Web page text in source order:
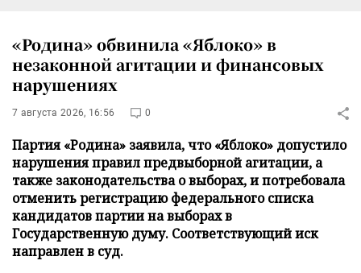
«Родина» обвинила «Яблоко» в
незаконной агитации и финансовых
нарушениях
7 августа 2026, 16:56 0
Партия «Родина» заявила, что «Яблоко» допустило
нарушения правил предвыборной агитации, а
также законодательства о выборах, и потребовала
отменить регистрацию федерального списка
кандидатов партии на выборах в
Государственную думу. Соответствующий иск
направлен в суд.